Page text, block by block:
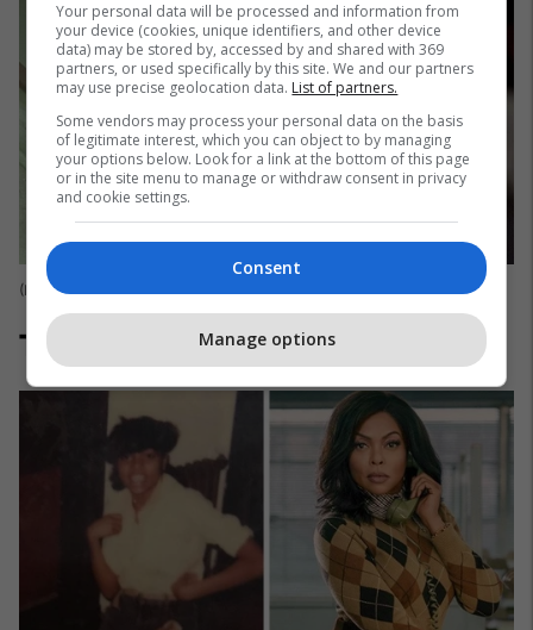
(Foto: Bright Side/TheRock/Twitter/Eva Rinaldi /Flickr)
Taraji P. Henson
Your personal data will be processed and information from
your device (cookies, unique identifiers, and other device
data) may be stored by, accessed by and shared with 369
partners, or used specifically by this site. We and our partners
may use precise geolocation data. List of partners.
Some vendors may process your personal data on the basis
of legitimate interest, which you can object to by managing
your options below. Look for a link at the bottom of this page
or in the site menu to manage or withdraw consent in privacy
and cookie settings.
Consent
Manage options